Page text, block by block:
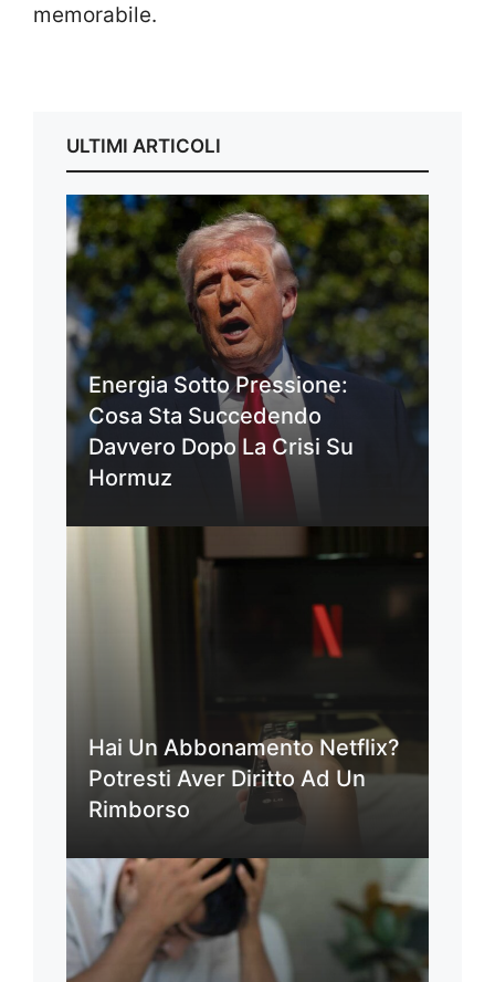
memorabile.
ULTIMI ARTICOLI
Energia Sotto Pressione:
Cosa Sta Succedendo
Davvero Dopo La Crisi Su
Hormuz
Hai Un Abbonamento Netflix?
Potresti Aver Diritto Ad Un
Rimborso